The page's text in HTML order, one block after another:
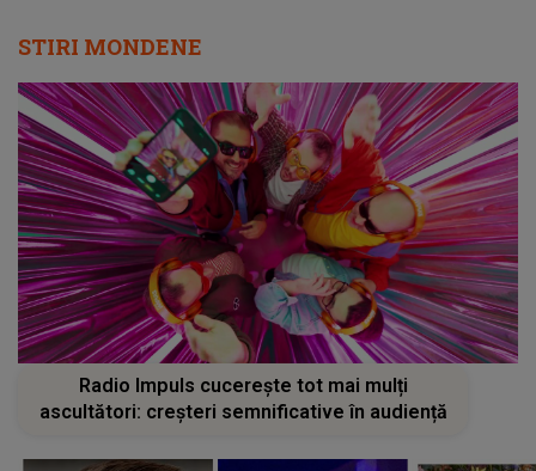
STIRI MONDENE
Radio Impuls cucerește tot mai mulți
ascultători: creșteri semnificative în audiență